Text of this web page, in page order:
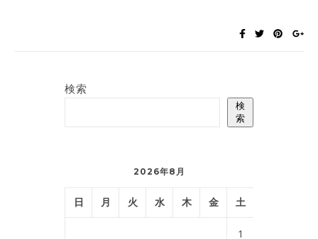
検索
検
索
2026年8月
日 月 火 水 木 金 土
1